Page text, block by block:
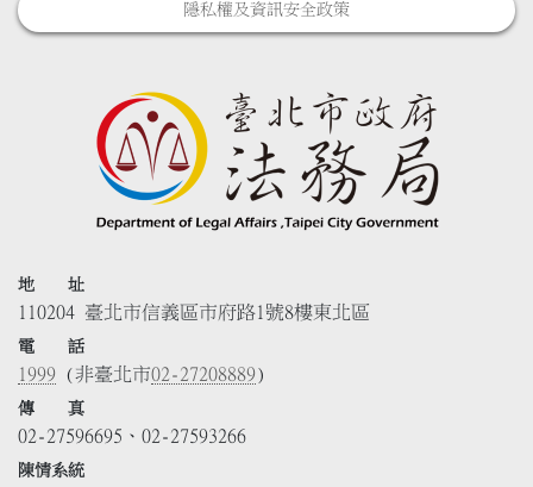
隱私權及資訊安全政策
地 址
110204 臺北市信義區市府路1號8樓東北區
電 話
1999 (非臺北市02-27208889)
傳 真
02-27596695、02-27593266
陳情系統